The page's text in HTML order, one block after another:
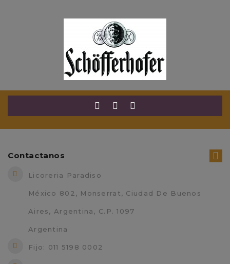
$13,600.00
$16,000.00
Contactanos
Licoreria Paradiso
México 802, Monserrat, Ciudad De Buenos
Aires, Argentina, C.P. 1097
Argentina
Fijo: 011 5198 0002